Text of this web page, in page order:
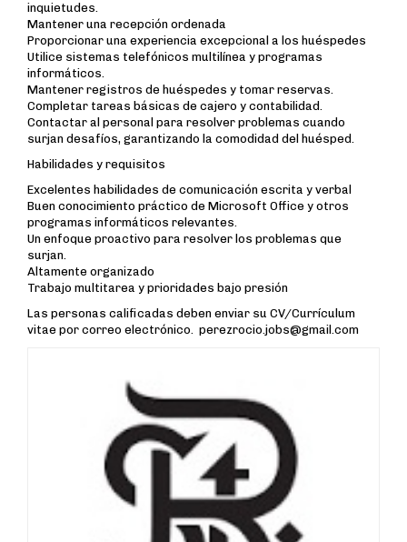
inquietudes.
Mantener una recepción ordenada
Proporcionar una experiencia excepcional a los huéspedes
Utilice sistemas telefónicos multilínea y programas
informáticos.
Mantener registros de huéspedes y tomar reservas.
Completar tareas básicas de cajero y contabilidad.
Contactar al personal para resolver problemas cuando
surjan desafíos, garantizando la comodidad del huésped.
Habilidades y requisitos
Excelentes habilidades de comunicación escrita y verbal
Buen conocimiento práctico de Microsoft Office y otros
programas informáticos relevantes.
Un enfoque proactivo para resolver los problemas que
surjan.
Altamente organizado
Trabajo multitarea y prioridades bajo presión
Las personas calificadas deben enviar su CV/Currículum
vitae por correo electrónico. perezrocio.jobs@gmail.com